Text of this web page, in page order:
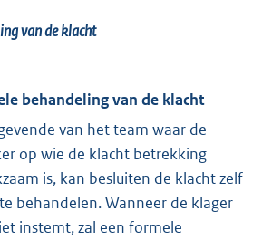
van de klacht
behandeling van de klacht
van het team waar de
op wie de klacht betrekking
is, kan besluiten de klacht zelf
behandelen. Wanneer de klager
instemt, zal een formele